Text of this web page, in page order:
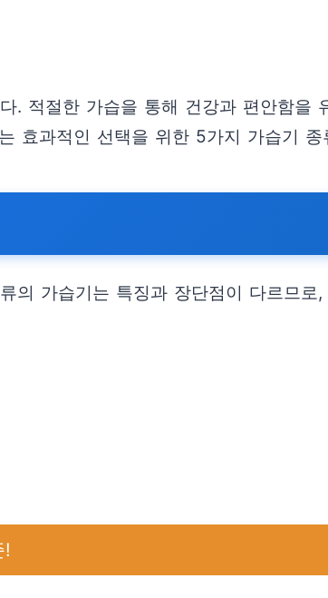
. 적절한 가습을 통해 건강과 편안함을
효과적인 선택을 위한 5가지 가습기 종
의 가습기는 특징과 장단점이 다르므
!